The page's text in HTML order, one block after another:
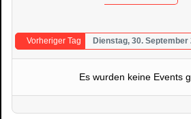
Vorheriger Tag Dienstag, 30. September
Es wurden keine Events